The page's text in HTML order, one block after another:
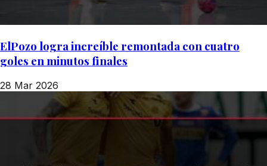
ElPozo logra increíble remontada con cuatro
goles en minutos finales
28 Mar 2026